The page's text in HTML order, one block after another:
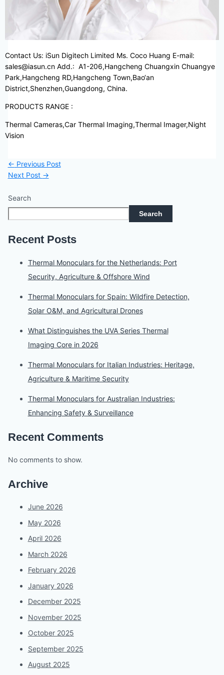
Contact Us: iSun Digitech Limited Ms. Coco Huang E-mail:
sales@iasun.cn Add.: A1-206,Hangcheng Chuangxin Chuangye
Park,Hangcheng RD,Hangcheng Town,Bao‘an
District,Shenzhen,Guangdong, China.
PRODUCTS RANGE :
Thermal Cameras,Car Thermal Imaging,Thermal Imager,Night
Vision
← Previous Post
Next Post →
Search
Search
Recent Posts
Thermal Monoculars for the Netherlands: Port
Security, Agriculture & Offshore Wind
Thermal Monoculars for Spain: Wildfire Detection,
Solar O&M, and Agricultural Drones
What Distinguishes the UVA Series Thermal
Imaging Core in 2026
Thermal Monoculars for Italian Industries: Heritage,
Agriculture & Maritime Security
Thermal Monoculars for Australian Industries:
Enhancing Safety & Surveillance
Recent Comments
No comments to show.
Archive
June 2026
May 2026
April 2026
March 2026
February 2026
January 2026
December 2025
November 2025
October 2025
September 2025
August 2025